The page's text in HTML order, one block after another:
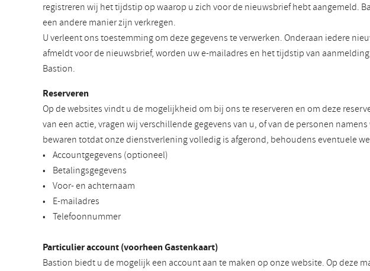
registreren wij het tijdstip op waarop u zich voor de nieuwsbrief hebt aangemeld.
een andere manier zijn verkregen.
U verleent ons toestemming om deze gegevens te verwerken. Onderaan iedere
afmeldt voor de nieuwsbrief, worden uw e-mailadres en het tijdstip van
Bastion.
Reserveren
Op de websites vindt u de mogelijkheid om bij ons te reserveren en om deze
van een actie, vragen wij verschillende gegevens van u, of van de personen
bewaren totdat onze dienstverlening volledig is afgerond, behoudens eventuele
• Accountgegevens (optioneel)
• Betalingsgegevens
• Voor- en achternaam
• E-mailadres
• Telefoonnummer
Particulier account (voorheen Gastenkaart)
Bastion biedt u de mogelijk een account aan te maken op onze website. Op deze